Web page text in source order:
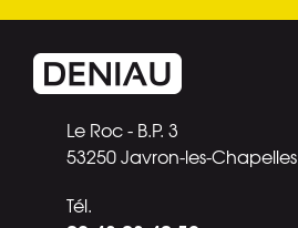
Le Roc - B.P. 3
53250 Javron-les-Chapelles
Tél.